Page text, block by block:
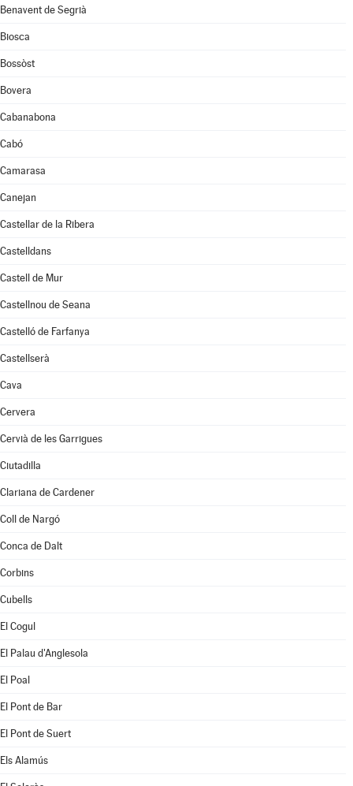
Benavent de Segrià
Biosca
Bossòst
Bovera
Cabanabona
Cabó
Camarasa
Canejan
Castellar de la Ribera
Castelldans
Castell de Mur
Castellnou de Seana
Castelló de Farfanya
Castellserà
Cava
Cervera
Cervià de les Garrigues
Ciutadilla
Clariana de Cardener
Coll de Nargó
Conca de Dalt
Corbins
Cubells
El Cogul
El Palau d'Anglesola
El Poal
El Pont de Bar
El Pont de Suert
Els Alamús